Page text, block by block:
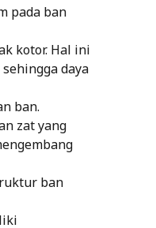
pada ban
kotor. Hal ini
daya
ban.
zat yang
ban